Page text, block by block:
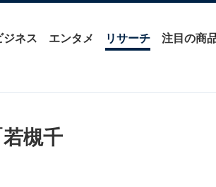
ジネス エンタメ リサーチ 注目の商
槻千